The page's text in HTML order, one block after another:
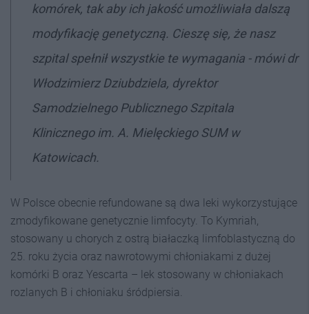
komórek, tak aby ich jakość umożliwiała dalszą
modyfikację genetyczną. Cieszę się, że nasz
szpital spełnił wszystkie te wymagania - mówi dr
Włodzimierz Dziubdziela, dyrektor
Samodzielnego Publicznego Szpitala
Klinicznego im. A. Mielęckiego SUM w
Katowicach.
W Polsce obecnie refundowane są dwa leki wykorzystujące
zmodyfikowane genetycznie limfocyty. To Kymriah,
stosowany u chorych z ostrą białaczką limfoblastyczną do
25. roku życia oraz nawrotowymi chłoniakami z dużej
komórki B oraz Yescarta – lek stosowany w chłoniakach
rozlanych B i chłoniaku śródpiersia.